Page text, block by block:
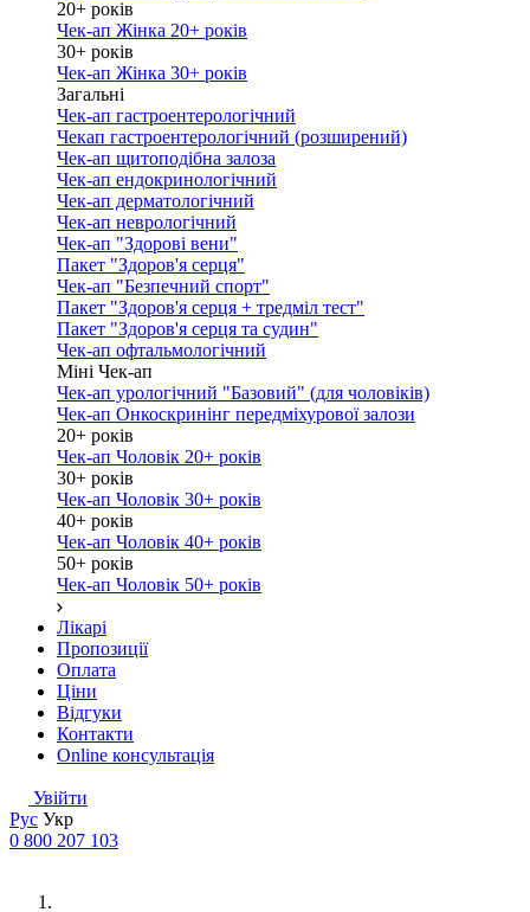
20+ років
Чек-ап Жінка 20+ років
30+ років
Чек-ап Жінка 30+ років
Загальні
Чек-ап гастроентерологічний
Чекап гастроентерологічний (розширений)
Чек-ап щитоподібна залоза
Чек-ап ендокринологічний
Чек-ап дерматологічний
Чек-ап неврологічний
Чек-ап "Здорові вени"
Пакет "Здоров'я серця"
Чек-ап "Безпечний спорт"
Пакет "Здоров'я серця + тредміл тест"
Пакет "Здоров'я серця та судин"
Чек-ап офтальмологічний
Міні Чек-ап
Чек-ап урологічний "Базовий" (для чоловіків)
Чек-ап Онкоскринінг передміхурової залози
20+ років
Чек-ап Чоловік 20+ років
30+ років
Чек-ап Чоловік 30+ років
40+ років
Чек-ап Чоловік 40+ років
50+ років
Чек-ап Чоловік 50+ років
Лікарі
Пропозиції
Оплата
Ціни
Відгуки
Контакти
Online консультація
Увійти
Рус Укр
0 800 207 103